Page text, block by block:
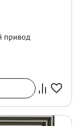
привод